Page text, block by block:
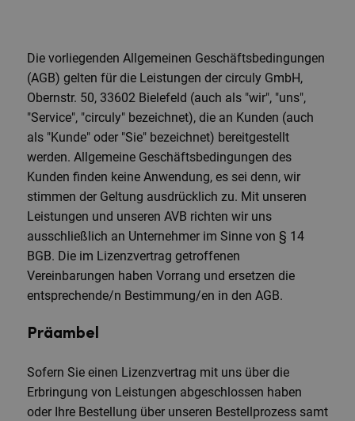
Die vorliegenden Allgemeinen Geschäftsbedingungen
(AGB) gelten für die Leistungen der circuly GmbH,
Obernstr. 50, 33602 Bielefeld (auch als "wir", "uns",
"Service", "circuly" bezeichnet), die an Kunden (auch
als "Kunde" oder "Sie" bezeichnet) bereitgestellt
werden. Allgemeine Geschäftsbedingungen des
Kunden finden keine Anwendung, es sei denn, wir
stimmen der Geltung ausdrücklich zu. Mit unseren
Leistungen und unseren AVB richten wir uns
ausschließlich an Unternehmer im Sinne von § 14
BGB. Die im Lizenzvertrag getroffenen
Vereinbarungen haben Vorrang und ersetzen die
entsprechende/n Bestimmung/en in den AGB.
Präambel
Sofern Sie einen Lizenzvertrag mit uns über die
Erbringung von Leistungen abgeschlossen haben
oder Ihre Bestellung über unseren Bestellprozess samt